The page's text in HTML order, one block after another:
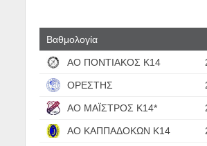
Βαθμολογία
ΑΟ ΠΟΝΤΙΑΚΟΣ Κ14
ΟΡΕΣΤΗΣ
ΑΟ ΜΑΪΣΤΡΟΣ Κ14*
ΑΟ ΚΑΠΠΑΔΟΚΩΝ Κ14